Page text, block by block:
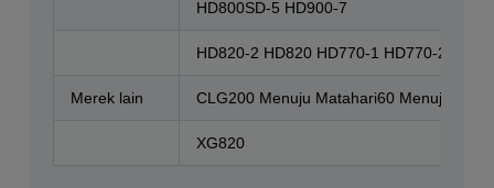
HD800SD-5 HD900-7
HD820-2 HD820 HD770-1 HD770-2
Merek lain CLG200 Menuju Matahari60 Menuju
XG820